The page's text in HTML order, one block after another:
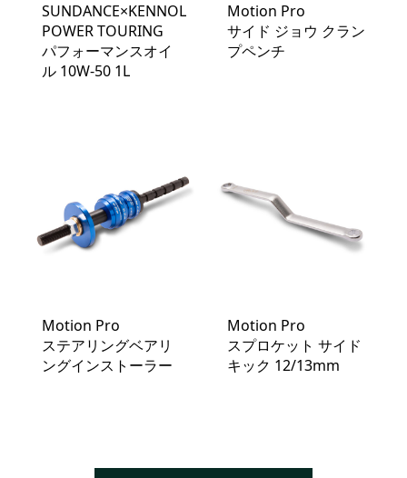
SUNDANCE×KENNOL
POWER TOURING
パフォーマンスオイ
ル 10W‐50 1L
Motion Pro
サイド ジョウ クラン
プペンチ
Motion Pro
ステアリングベアリ
ングインストーラー
Motion Pro
スプロケット サイド
キック 12/13mm